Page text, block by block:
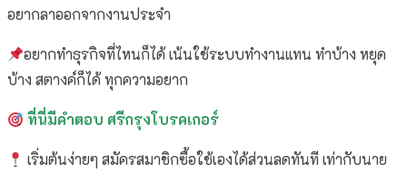
อยากลาออกจากงานประจำ
อยากทำธุรกิจที่ไหนก็ได้ เน้นใช้ระบบทำงานแทน ทำบ้าง หยุด
บ้าง สตางค์ก็ได้ ทุกความอยาก
ที่นี่มีคำตอบ ศรีกรุงโบรคเกอร์
เริ่มต้นง่ายๆ สมัครสมาชิกซื้อใช้เองได้ส่วนลดทันที เท่ากับนาย